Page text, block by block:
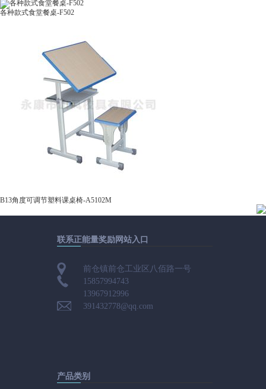
各种款式食堂餐桌-F502
B13角度可调节塑料课桌椅-A5102M
联系正能量奖励网站入口
前仓镇前仓工业区八佰路一号
15857994743
13967912996
391432778@qq.com
产品类别